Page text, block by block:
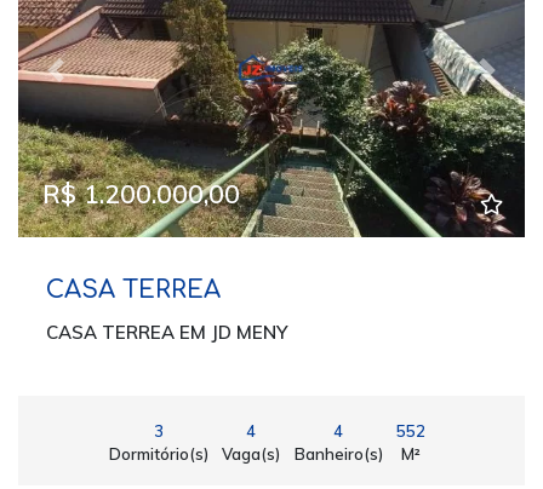
Previous Next
R$ 1.200.000,00
CASA TERREA
CASA TERREA EM JD MENY
3
Dormitório(s)
4
Vaga(s)
4
Banheiro(s)
552
M²